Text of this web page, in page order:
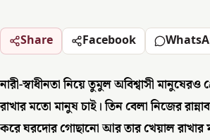
Share Facebook
নারী-স্বাধীনতা নিয়ে তুমুল অবিশ্বাসী মানুষেরও
রাখার মতো মানুষ চাই। তিন বেলা নিজের
করে ঘরদোর গোছানো আর তার খেয়াল